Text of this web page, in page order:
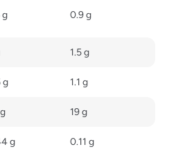
g 0.9 g
1.5 g
g 1.1 g
19 g
g 0.11 g